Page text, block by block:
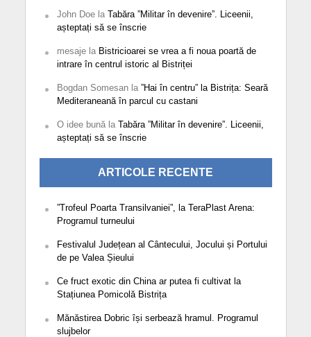
John Doela Tabăra ”Militar în devenire”. Liceenii,
așteptați să se înscrie
mesajela Bistricioarei se vrea a fi noua poartă de
intrare în centrul istoric al Bistriței
Bogdan Somesanla ”Hai în centru” la Bistrița: Seară
Mediteraneană în parcul cu castani
O idee bunăla Tabăra ”Militar în devenire”. Liceenii,
așteptați să se înscrie
ARTICOLE RECENTE
”Trofeul Poarta Transilvaniei”, la TeraPlast Arena:
Programul turneului
Festivalul Județean al Cântecului, Jocului și Portului
de pe Valea Șieului
Ce fruct exotic din China ar putea fi cultivat la
Stațiunea Pomicolă Bistrița
Mănăstirea Dobric își serbează hramul. Programul
slujbelor